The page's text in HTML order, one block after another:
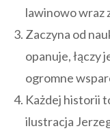
lawinowo wraz
Zaczyna od
opanuje, łączy
ogromne
Każdej historii
ilustracja